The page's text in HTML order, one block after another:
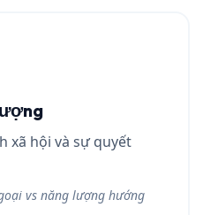
xã hội và sự quyết
vs năng lượng hướng